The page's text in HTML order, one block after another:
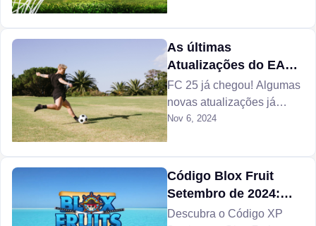
escolha o estilo certo.
As últimas
Atualizações do EA
FC 25 que Precisa
Saber!
FC 25 já chegou! Algumas
novas atualizações já
foram lançadas. Compre
Nov 6, 2024
Código Blox Fruit
Setembro de 2024:
Código De Double Xp
Descubra o Código XP